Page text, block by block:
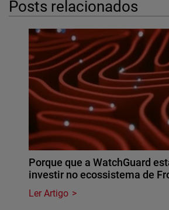
Posts relacionados
Porque que a WatchGuard
investir no ecossistema de
Ler Artigo